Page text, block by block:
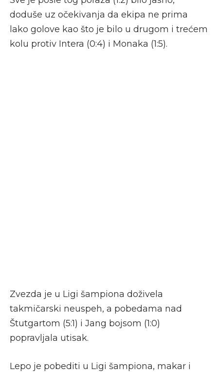
doduše uz očekivanja da ekipa ne prima
lako golove kao što je bilo u drugom i trećem
kolu protiv Intera (0:4) i Monaka (1:5).
Zvezda je u Ligi šampiona doživela
takmičarski neuspeh, a pobedama nad
Štutgartom (5:1) i Jang bojsom (1:0)
popravljala utisak.
Lepo je pobediti u Ligi šampiona, makar i